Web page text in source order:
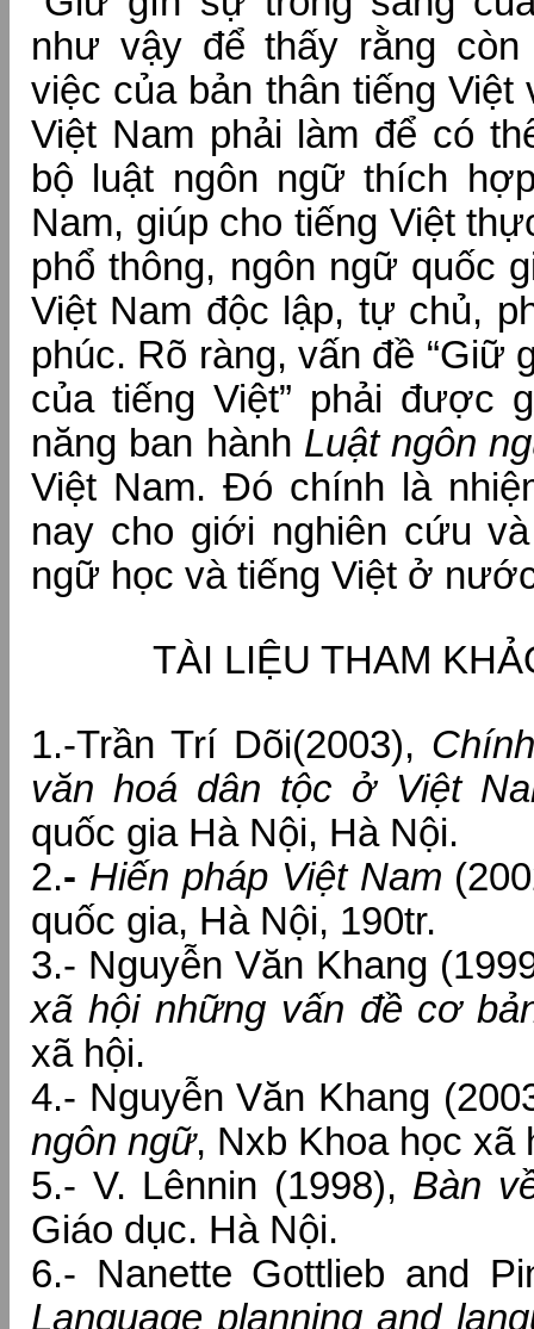
như vậy để thấy rằng còn
việc của bản thân tiếng Việt
Việt Nam phải làm để có
bộ luật ngôn ngữ thích
Nam, giúp cho tiếng Việt
phổ thông, ngôn ngữ quốc
Việt Nam độc lập, tự chủ,
phúc. Rõ ràng, vấn đề “Giữ
của tiếng Việt” phải được
năng ban hành Luật ngôn
Việt Nam. Đó chính là
nay cho giới nghiên cứu
ngữ học và tiếng Việt ở
TÀI LIỆU THAM
1.-Trần Trí Dõi(2003),
văn hoá dân tộc ở Việt
quốc gia Hà Nội, Hà Nội.
2.- Hiến pháp Việt Nam
quốc gia, Hà Nội, 190tr.
3.- Nguyễn Văn Khang
xã hội những vấn đề cơ
xã hội.
4.- Nguyễn Văn Khang
ngôn ngữ, Nxb Khoa học xã
5.- V. Lênnin (1998), Bàn
Giáo dục. Hà Nội.
6.- Nanette Gottlieb and
Language planning and